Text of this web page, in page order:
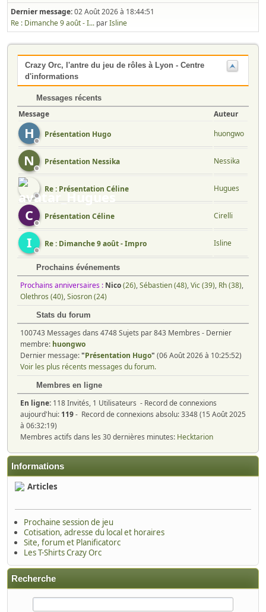
Informations
Articles
Prochaine session de jeu
Cotisation, adresse du local et horaires
Site, forum et Planificatorc
Les T-Shirts Crazy Orc
Recherche
Dernier message:02 Août 2026 à 18:44:51
Re : Dimanche 9 août - I... parIsline
Crazy Orc, l'antre du jeu de rôles à Lyon - Centre
d'informations
Messages récents
Message Auteur
H Présentation Hugo huongwo
N Présentation Nessika Nessika
Re : Présentation Céline Hugues
C Présentation Céline Cirelli
I Re : Dimanche 9 août - Impro Isline
Prochains événements
Prochains anniversaires : Nico(26),Sébastien (48),Vic (39), Rh (38),
Olethros (40),Siosron (24)
Stats du forum
100743 Messages dans 4748 Sujets par 843 Membres - Dernier
membre: huongwo
Dernier message:"Présentation Hugo" (06 Août 2026 à 10:25:52)
Voir les plus récents messages du forum.
Membres en ligne
En ligne: 118 Invités, 1 Utilisateurs - Record de connexions
aujourd'hui: 119- Record de connexions absolu: 3348 (15 Août 2025
à 06:32:19)
Membres actifs dans les 30 dernières minutes: Hecktarion